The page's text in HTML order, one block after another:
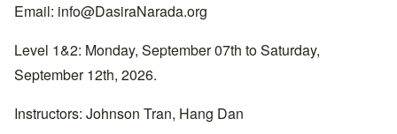
Email: info@DasiraNarada.org
Level 1&2: Monday, September 07th to Saturday,
September 12th, 2026.
Instructors: Johnson Tran, Hang Dan